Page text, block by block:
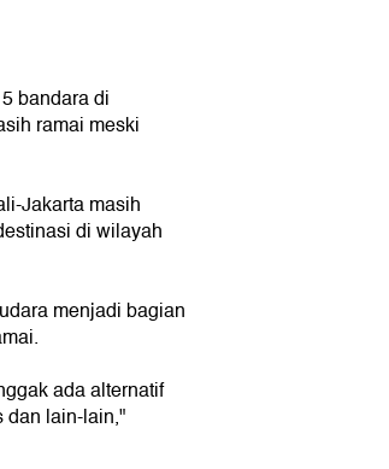
bandara di
ramai meski
Jakarta masih
di wilayah
menjadi bagian
ada alternatif
dan lain-lain,"